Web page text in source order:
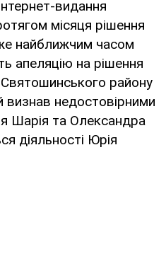
видання
місяця рішення
найближчим часом
апеляцію на рішення
району
визнав недостовірними
Шарія та Олександра
діяльності Юрія